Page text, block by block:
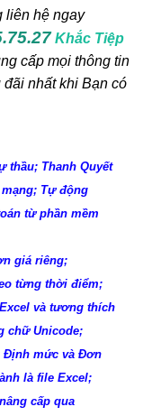
liên hệ ngay
Khắc Tiệp
cấp mọi thông tin
nhất khi Bạn có
thầu; Thanh Quyết
Tự động
từ phần mềm
giá riêng;
từng thời điểm;
và tương thích
chữ Unicode;
Định mức và Đơn
là file Excel;
cấp qua